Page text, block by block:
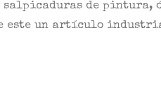
de pintura,
este un artículo